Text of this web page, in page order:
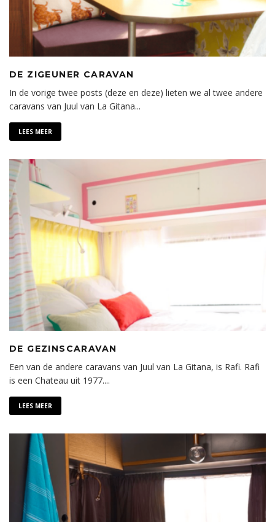
DE ZIGEUNER CARAVAN
In de vorige twee posts (deze en deze) lieten we al twee andere
caravans van Juul van La Gitana...
LEES MEER
DE GEZINSCARAVAN
Een van de andere caravans van Juul van La Gitana, is Rafi. Rafi
is een Chateau uit 1977....
LEES MEER